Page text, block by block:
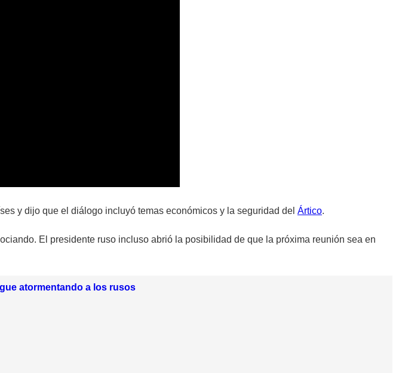
y dijo que el diálogo incluyó temas económicos y la seguridad del Ártico.
El presidente ruso incluso abrió la posibilidad de que la próxima reunión sea en
atormentando a los rusos